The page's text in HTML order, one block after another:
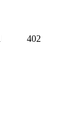
402